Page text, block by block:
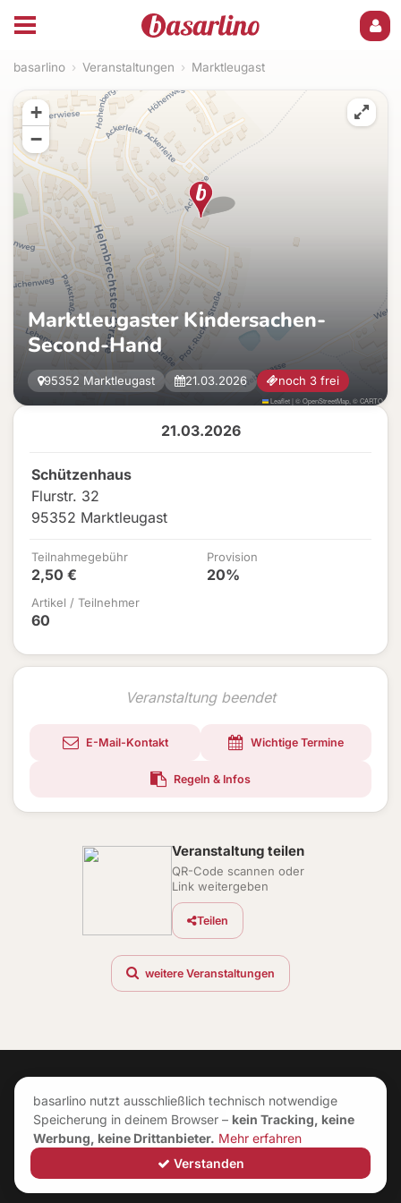
basarlino › Veranstaltungen › Marktleugast
21.03.2026
Schützenhaus
Flurstr. 32
95352 Marktleugast
Teilnahmegebühr
2,50 €
Provision
20%
Artikel / Teilnehmer
60
Veranstaltung beendet
E-Mail-Kontakt Wichtige Termine
Regeln & Infos
Marktleugaster Kindersachen-
Second-Hand
95352 Marktleugast 21.03.2026 noch 3 frei
+
−
Leaflet|©OpenStreetMap , ©CARTO
Veranstaltung teilen
QR-Code scannen oder
Link weitergeben
Teilen
weitere Veranstaltungen
© Neuerungen|Impressum Datenschutz
basarlino nutzt ausschließlich technisch notwendige
Speicherung in deinem Browser – kein Tracking, keine
Werbung, keine Drittanbieter. Mehr erfahren
Verstanden